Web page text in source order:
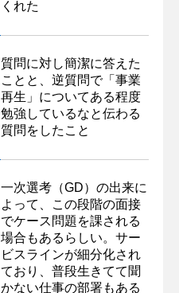
くれた
質問に対し簡潔に答えた
ことと、逆質問で「事業
再生」についてある程度
勉強しているなと伝わる
質問をしたこと
一次選考（GD）の出来に
よって、この段階の面接
でケース問題を課される
場合もあるらしい。サー
ビスラインが細分化され
ており、普段生きてて聞
かない仕事の部署もある